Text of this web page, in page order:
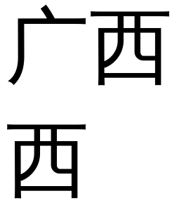
广
西